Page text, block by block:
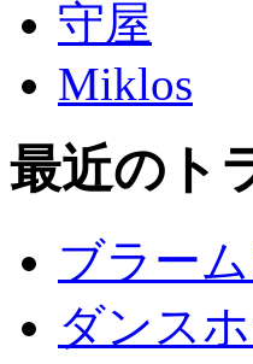
守屋
Miklos
最近のト
ブラー
ダンス